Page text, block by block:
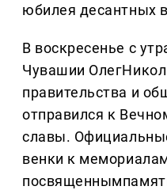
юбилея десантных
В воскресенье с
Чувашии
правительства и
отправился к
славы.
венки к